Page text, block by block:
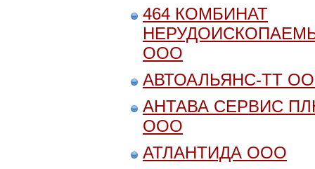
464 КОМБИНАТ
ООО
АВТОАЛЬЯНС-ТТ
АНТАВА СЕРВИС
ООО
АТЛАНТИДА ООО